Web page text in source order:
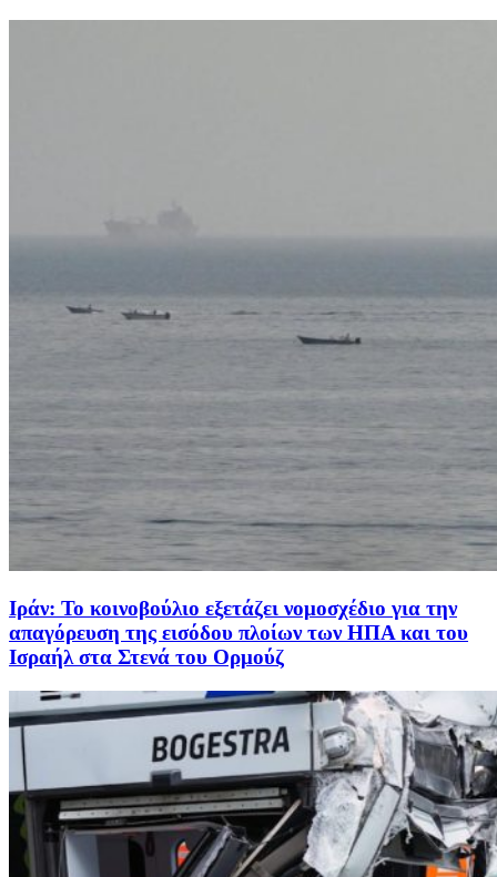
Ιράν: To κοινοβούλιο εξετάζει νομοσχέδιο για την
απαγόρευση της εισόδου πλοίων των ΗΠΑ και του
Ισραήλ στα Στενά του Ορμούζ